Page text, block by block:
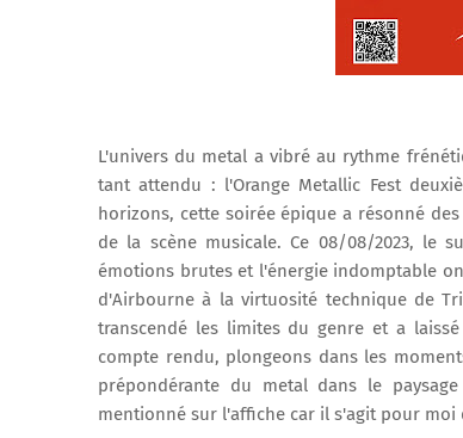
L'univers du metal a vibré au rythme
tant attendu : l'Orange Metallic Fest
horizons, cette soirée épique a résonné
de la scène musicale. Ce 08/08/2023, le
émotions brutes et l'énergie indomptable
d'Airbourne à la virtuosité technique de
transcendé les limites du genre et a
compte rendu, plongeons dans les
prépondérante du metal dans le
mentionné sur l'affiche car il s'agit pour